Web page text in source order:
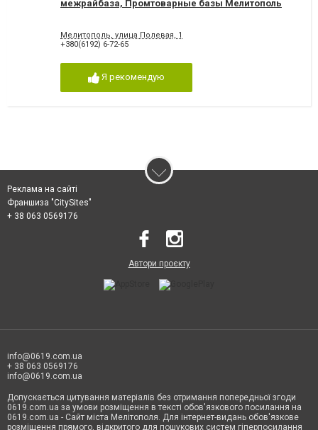
межрайбаза, Промтоварные базы Мелитополь
Мелитополь, улица Полевая, 1
+380(6192) 6-72-65
Я рекомендую
Реклама на сайті
Франшиза "CitySites"
+ 38 063 0569176
Автори проєкту
info@0619.com.ua
+ 38 063 0569176
info@0619.com.ua
Допускається цитування матеріалів без отримання попередньої згоди
0619.com.ua за умови розміщення в тексті обов'язкового посилання на
0619.com.ua - Сайт міста Мелітополя. Для інтернет-видань обов'язкове
розміщення прямого, відкритого для пошукових систем гіперпосилання